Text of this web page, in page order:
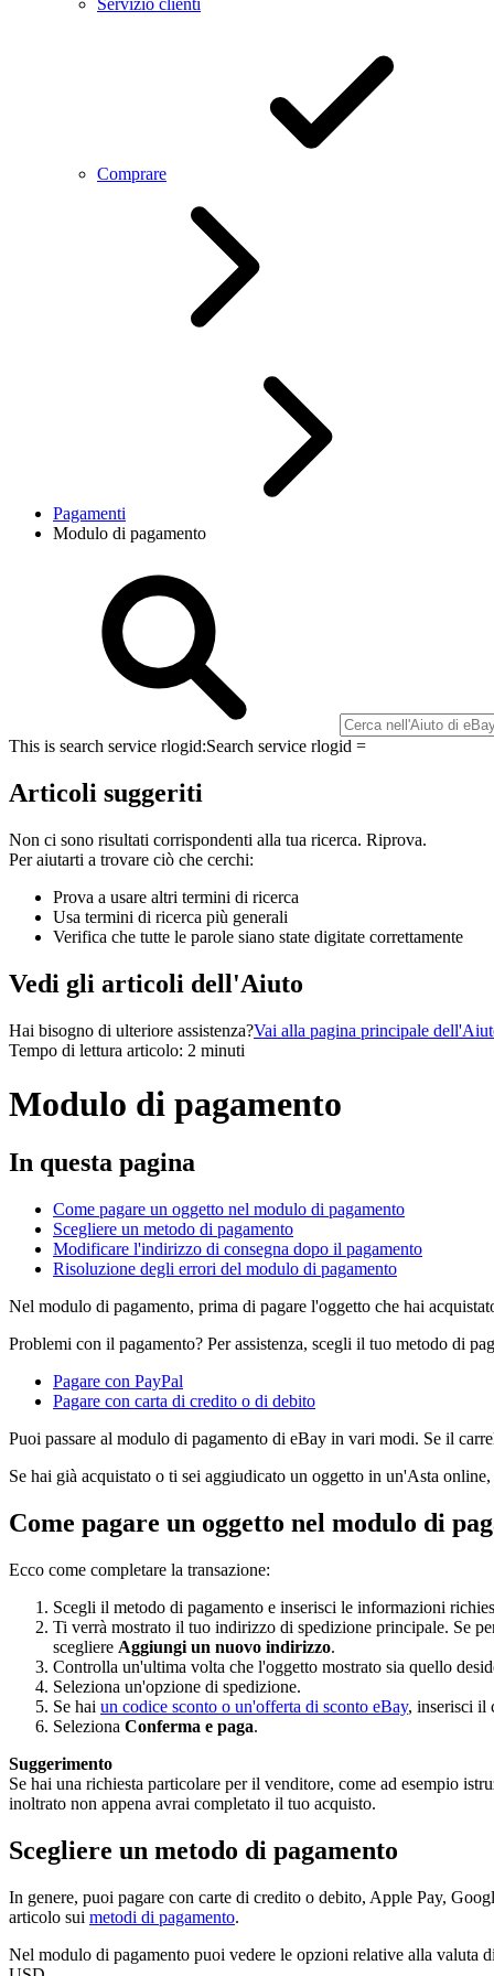
Servizio clienti
Comprare
Pagamenti
Modulo di pagamento
This is search service rlogid:Search service rlogid =
Articoli suggeriti
Non ci sono risultati corrispondenti alla tua ricerca. Riprova.
Per aiutarti a trovare ciò che cerchi:
Prova a usare altri termini di ricerca
Usa termini di ricerca più generali
Verifica che tutte le parole siano state digitate correttamente
Vedi gli articoli dell'Aiuto
Hai bisogno di ulteriore assistenza?Vai alla pagina principale
Tempo di lettura articolo: 2 minuti
Modulo di pagamento
In questa pagina
Come pagare un oggetto nel modulo di pagamento
Scegliere un metodo di pagamento
Modificare l'indirizzo di consegna dopo il pagamento
Risoluzione degli errori del modulo di pagamento
Nel modulo di pagamento, prima di pagare l'oggetto che hai
Problemi con il pagamento? Per assistenza, scegli il tuo metodo di
Pagare con PayPal
Pagare con carta di credito o di debito
Puoi passare al modulo di pagamento di eBay in vari modi. Se il
Se hai già acquistato o ti sei aggiudicato un oggetto in un'Asta
Come pagare un oggetto nel modulo di
Ecco come completare la transazione:
Scegli il metodo di pagamento e inserisci le informazioni
Ti verrà mostrato il tuo indirizzo di spedizione principale. Se
scegliere Aggiungi un nuovo indirizzo.
Controlla un'ultima volta che l'oggetto mostrato sia quello
Seleziona un'opzione di spedizione.
Se hai un codice sconto o un'offerta di sconto eBay, inserisci il
Seleziona Conferma e paga.
Suggerimento
Se hai una richiesta particolare per il venditore, come ad esempio
inoltrato non appena avrai completato il tuo acquisto.
Scegliere un metodo di pagamento
In genere, puoi pagare con carte di credito o debito, Apple Pay,
articolo sui metodi di pagamento.
Nel modulo di pagamento puoi vedere le opzioni relative alla valuta